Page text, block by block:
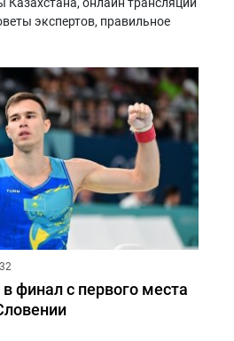
экспертов, правильное
финал с первого места